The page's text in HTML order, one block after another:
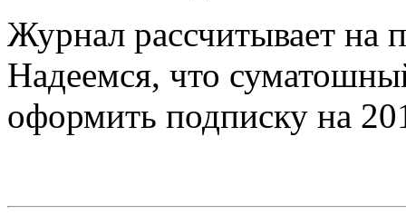
Журнал рассчитывает на
Надеемся, что
оформить подписку на